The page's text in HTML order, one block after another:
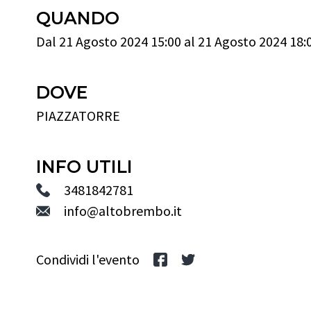
QUANDO
Dal 21 Agosto 2024 15:00 al 21 Agosto 2024
DOVE
PIAZZATORRE
INFO UTILI
3481842781
info@altobrembo.it
Condividi l'evento